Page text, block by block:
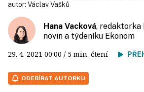
autor: Václav Vašků
Hana Vacková, redaktorka
novin a týdeníku Ekonom
29. 4. 2021 00:00 / 5 min. čtení
ODEBÍRAT AUTORKU